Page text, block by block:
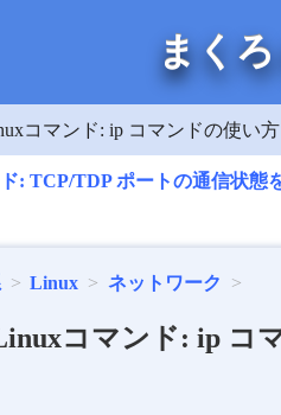
まく
コマンド: ip コマンドの使い方
: TCP/TDP ポートの通信状態
Linux ネットワーク
コマンド: ip コ